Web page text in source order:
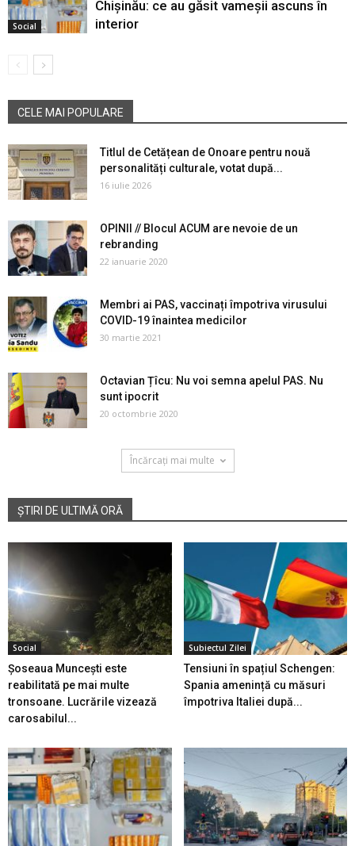
Social
Chișinău: ce au găsit vameșii ascuns în
interior
CELE MAI POPULARE
Titlul de Cetățean de Onoare pentru nouă
personalități culturale, votat după...
16 iulie 2026
OPINII // Blocul ACUM are nevoie de un
rebranding
22 ianuarie 2020
Membri ai PAS, vaccinați împotriva virusului
COVID-19 înaintea medicilor
30 martie 2021
Octavian Țîcu: Nu voi semna apelul PAS. Nu
sunt ipocrit
20 octombrie 2020
Încărcați mai multe
ȘTIRI DE ULTIMĂ ORĂ
Social
Șoseaua Muncești este
reabilitată pe mai multe
tronsoane. Lucrările vizează
carosabilul...
Subiectul Zilei
Tensiuni în spațiul Schengen:
Spania amenință cu măsuri
împotriva Italiei după...